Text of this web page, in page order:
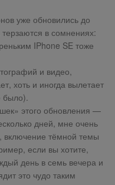
уже обновились до
в сомнениях:
IPhone SE тоже
и видео,
хоть и иногда вылетает
было).
этого обновления —
дней, мне очень
включение тёмной темы
если вы хотите,
день в семь вечера и
это чудо таким